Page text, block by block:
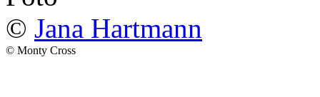
© Jana Hartmann
© Monty Cross